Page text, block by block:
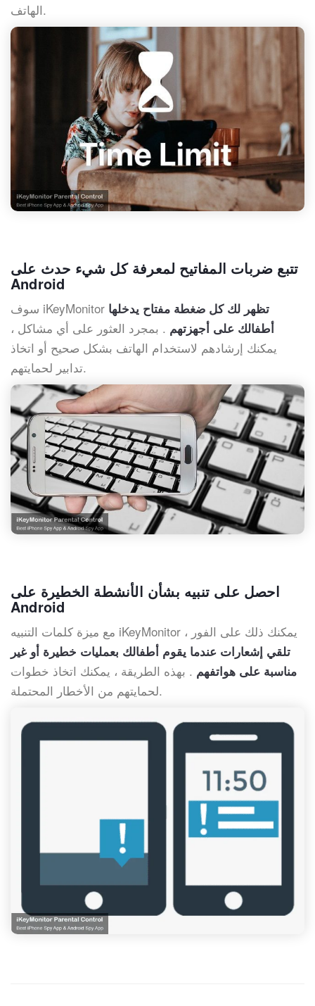
الهاتف.
تتبع ضربات المفاتيح لمعرفة كل شيء حدث على
Android
سوف iKeyMonitor
أطفالك على أجهزتهم . بمجرد العثور على أي مشاكل ،
يمكنك إرشادهم لاستخدام الهاتف بشكل صحيح أو اتخاذ
تدابير لحمايتهم.
احصل على تنبيه بشأن الأنشطة الخطيرة على
Android
مع ميزة كلمات التنبيه iKeyMonitor ، يمكنك ذلك على الفور
تلقي إشعارات عندما يقوم أطفالك بعمليات خطيرة أو غير
مناسبة على هواتفهم . بهذه الطريقة ، يمكنك اتخاذ خطوات
لحمايتهم من الأخطار المحتملة.